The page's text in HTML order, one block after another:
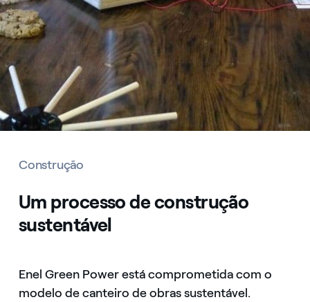
Construção
Um processo de construção
sustentável
Enel Green Power está comprometida com o
modelo de canteiro de obras sustentável.